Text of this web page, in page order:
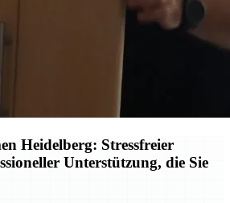
Heidelberg: Stressfreier
Unterstützung, die Sie